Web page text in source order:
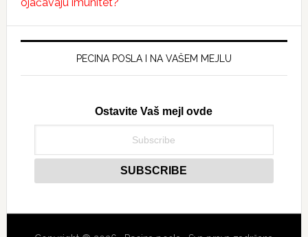
PECINA POSLA I NA VAŠEM MEJLU
Ostavite Vaš mejl ovde